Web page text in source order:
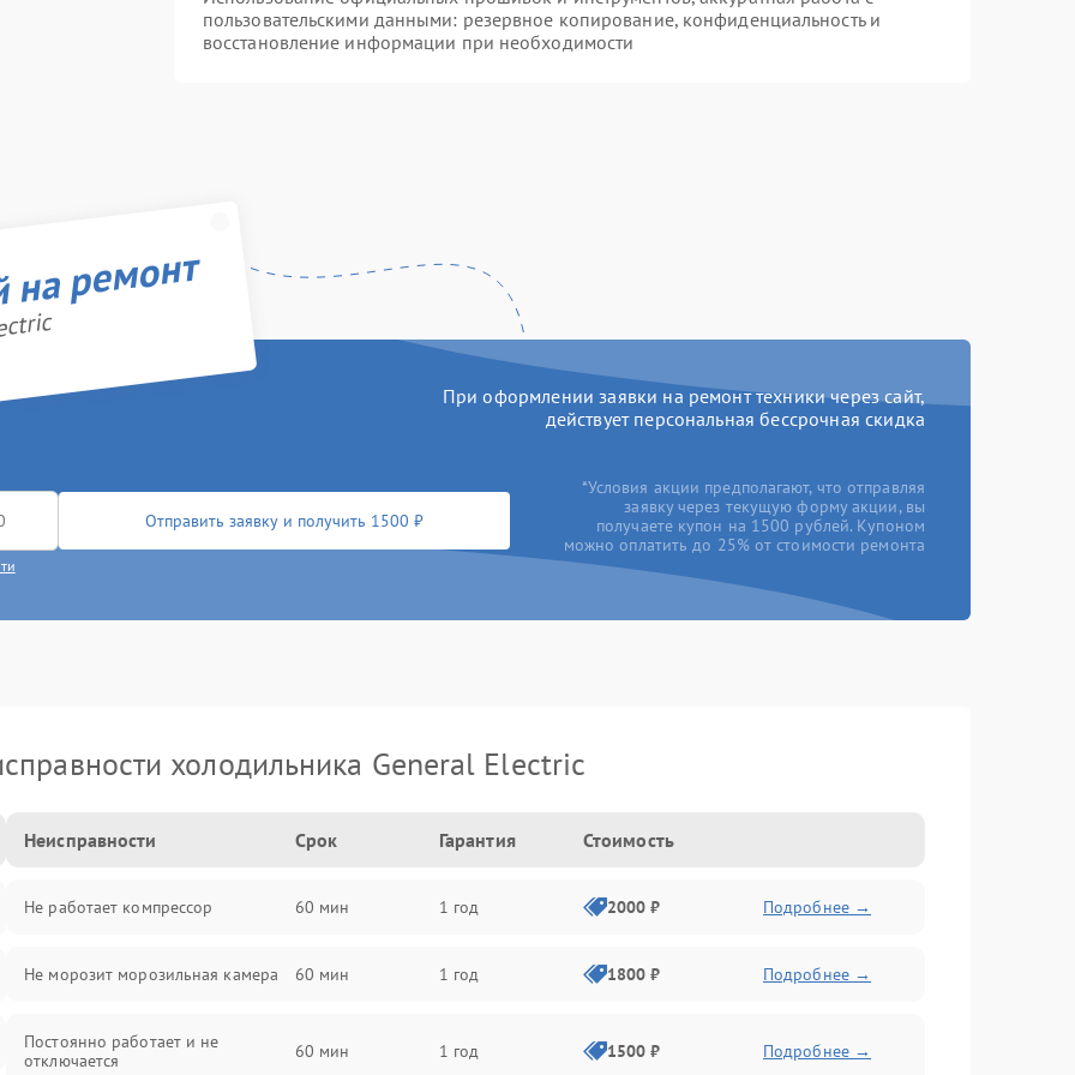
пользовательскими данными: резервное копирование, конфиденциальность и
восстановление информации при необходимости
ремонт
При оформлении заявки на ремонт техники через сайт,
действует персональная бессрочная скидка
Отправить заявку и получить 1500 ₽
*Условия акции предполагают, что отправляя
заявку через текущую форму акции, вы
получаете купон на 1500 рублей. Купоном
можно оплатить до 25% от стоимости ремонта
холодильника General Electric
Неисправности Срок Гарантия Стоимость
Не работает компрессор 60 мин 1 год 2000 ₽ Подробнее →
Не морозит морозильная камера 60 мин 1 год 1800 ₽ Подробнее →
Постоянно работает и не
отключается
60 мин 1 год 1500 ₽ Подробнее →